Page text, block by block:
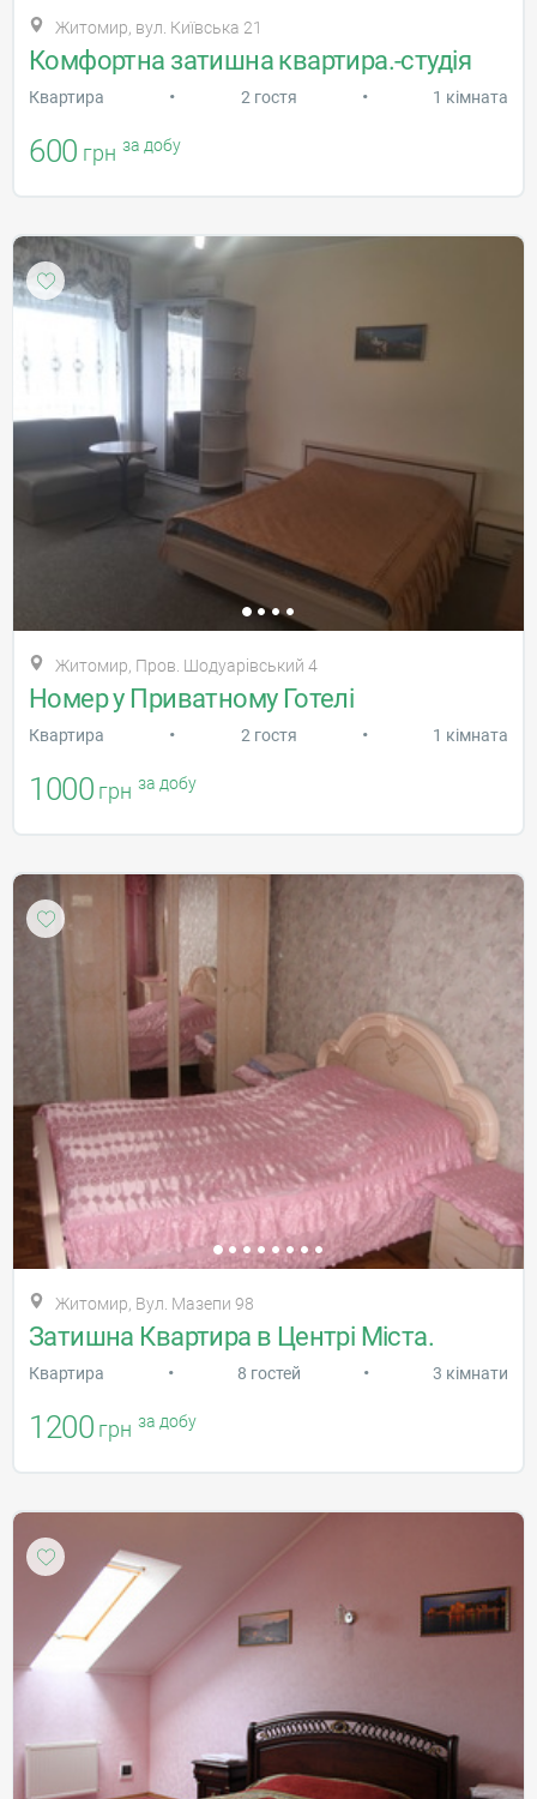
Житомир, вул. Київська 21
Комфортна затишна квартира.-cтудія
Квартира • 2 гостя • 1 кімната
600 грн за добу
Житомир, Пров. Шодуарівський 4
Номер у Приватному Готелі
Квартира • 2 гостя • 1 кімната
1000 грн за добу
Житомир, Вул. Мазепи 98
Затишна Квартира в Центрі Міста.
Квартира • 8 гостей • 3 кімнати
1200 грн за добу